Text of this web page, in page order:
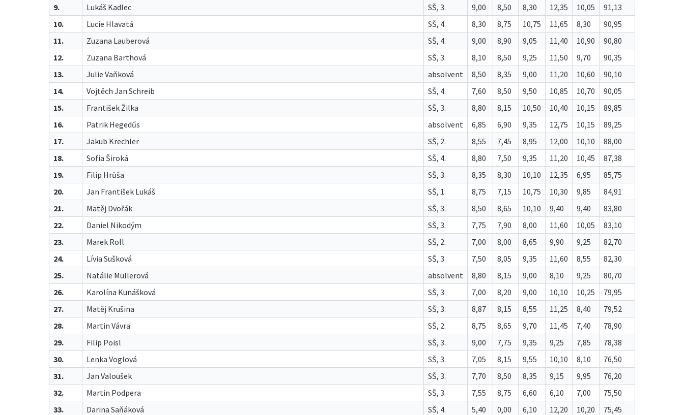
9.
Lukáš Kadlec SŠ, 3. 9,00 8,50 8,30 12,35 10,05
91,13
10.
Lucie Hlavatá SŠ, 4. 8,30 8,75 10,75 11,65 8,30
90,95
11.
Zuzana Lauberová SŠ, 4. 9,00 8,90 9,05 11,40 10,90
90,80
12.
Zuzana Barthová SŠ, 3. 8,10 8,50 9,25 11,50 9,70
90,35
13.
Julie Vaňková absolvent 8,50 8,35 9,00 11,20 10,60
90,10
14.
Vojtěch Jan Schreib SŠ, 4. 7,60 8,50 9,50 10,85 10,70
90,05
15.
František Žilka SŠ, 3. 8,80 8,15 10,50 10,40 10,15
89,85
16.
Patrik Hegedűs absolvent 6,85 6,90 9,35 12,75 10,15
89,25
17.
Jakub Krechler SŠ, 2. 8,55 7,45 8,95 12,00 10,10
88,00
18.
Sofia Široká SŠ, 4. 8,80 7,50 9,35 11,20 10,45
87,38
19.
Filip Hrůša SŠ, 3. 8,35 8,30 10,10 12,35 6,95
85,75
20.
Jan František Lukáš SŠ, 1. 8,75 7,15 10,75 10,30 9,85
84,91
21.
Matěj Dvořák SŠ, 3. 8,50 8,65 10,10 9,40 9,40
83,80
22.
Daniel Nikodým SŠ, 3. 7,75 7,90 8,00 11,60 10,05
83,10
23.
Marek Roll SŠ, 2. 7,00 8,00 8,65 9,90 9,25
82,70
24.
Lívia Sušková SŠ, 3. 7,50 8,05 9,35 11,60 8,55
82,30
25.
Natálie Müllerová absolvent 8,80 8,15 9,00 8,10 9,25
80,70
26.
Karolína Kunášková SŠ, 3. 7,00 8,20 9,00 10,10 10,25
79,95
27.
Matěj Krušina SŠ, 3. 8,87 8,15 8,55 11,25 8,40
79,52
28.
Martin Vávra SŠ, 2. 8,75 8,65 9,70 11,45 7,40
78,90
29.
Filip Poisl SŠ, 3. 9,00 7,75 9,35 9,25 7,85
78,38
30.
Lenka Voglová SŠ, 3. 7,05 8,15 9,55 10,10 8,10
76,50
31.
Jan Valoušek SŠ, 3. 7,70 8,50 8,35 9,15 9,95
76,20
32.
Martin Podpera SŠ, 3. 7,55 8,75 6,60 6,10 7,00
75,50
33.
Darina Saňáková SŠ, 4. 5,40 0,00 6,10 12,20 10,20
75,45